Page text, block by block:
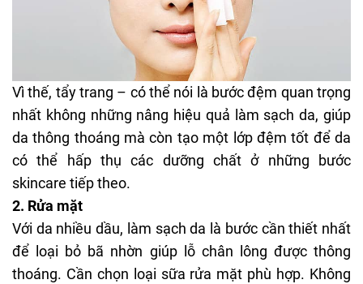
Vì thế, tẩy trang – có thể nói là bước đệm quan trọng
nhất không những nâng hiệu quả làm sạch da, giúp
da thông thoáng mà còn tạo một lớp đệm tốt để da
có thể hấp thụ các dưỡng chất ở những bước
skincare tiếp theo.
2. Rửa mặt
Với da nhiều dầu, làm sạch da là bước cần thiết nhất
để loại bỏ bã nhờn giúp lỗ chân lông được thông
thoáng. Cần chọn loại sữa rửa mặt phù hợp. Không